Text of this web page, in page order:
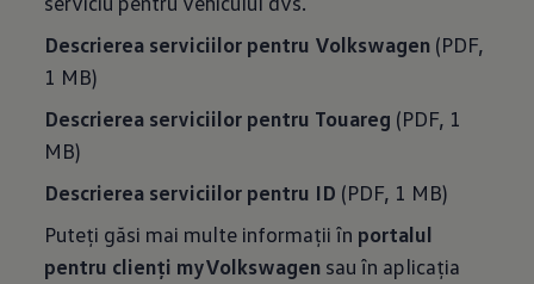
Descrierea serviciilor pentru Volkswagen (PDF,
1 MB)
Descrierea serviciilor pentru Touareg (PDF, 1
MB)
Descrierea serviciilor pentru ID (PDF, 1 MB)
Puteți găsi mai multe informații în portalul
pentru clienți myVolkswagen sau în aplicația